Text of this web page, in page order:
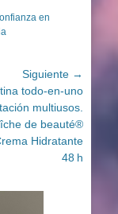
en
Siguiente →
todo-en-uno
multiusos.
de beauté®
Hidratante
48 h